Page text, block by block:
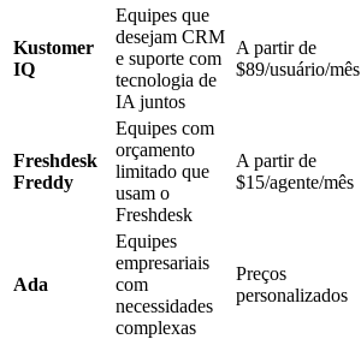
Kustomer
IQ
Equipes que
desejam CRM
e suporte com
tecnologia de
IA juntos
A partir de
$89/usuário/mês
Freshdesk
Freddy
Equipes com
orçamento
limitado que
usam o
Freshdesk
A partir de
$15/agente/mês
Ada
Equipes
empresariais
com
necessidades
complexas
Preços
personalizados